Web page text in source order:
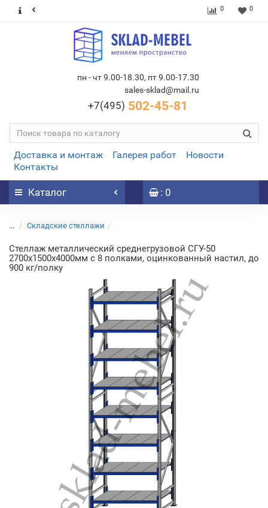
0 0
пн - чт 9.00-18.30, пт 9.00-17.30
sales-sklad@mail.ru
+7(495) 502-45-81
Доставка и монтаж Галерея работ
Новости
Контакты
Каталог : 0
... Складские стеллажи
Стеллаж металлический среднегрузовой СГУ-50
2700х1500х4000мм с 8 полками, оцинкованный настил, до
900 кг/полку